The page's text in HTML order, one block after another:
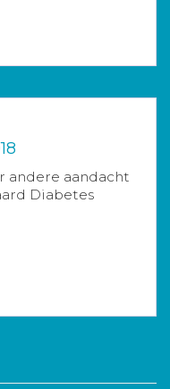
andere aandacht
Diabetes